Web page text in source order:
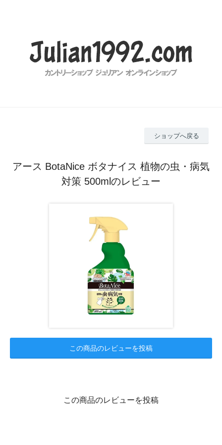
ショップへ戻る
アース BotaNice ボタナイス 植物の虫・病気
対策 500mlのレビュー
この商品のレビューを投稿
この商品のレビューを投稿